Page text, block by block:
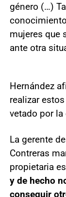
género (…)
mujeres que
ante otra
Hernández
realizar
vetado por la
La gerente
Contreras
propietaria
y de hecho
conseguir